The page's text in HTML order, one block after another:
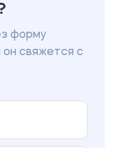
форму
свяжется с